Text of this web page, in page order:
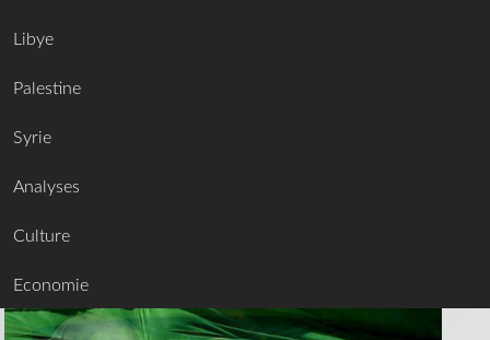
Libye
Palestine
Syrie
Analyses
Culture
Economie